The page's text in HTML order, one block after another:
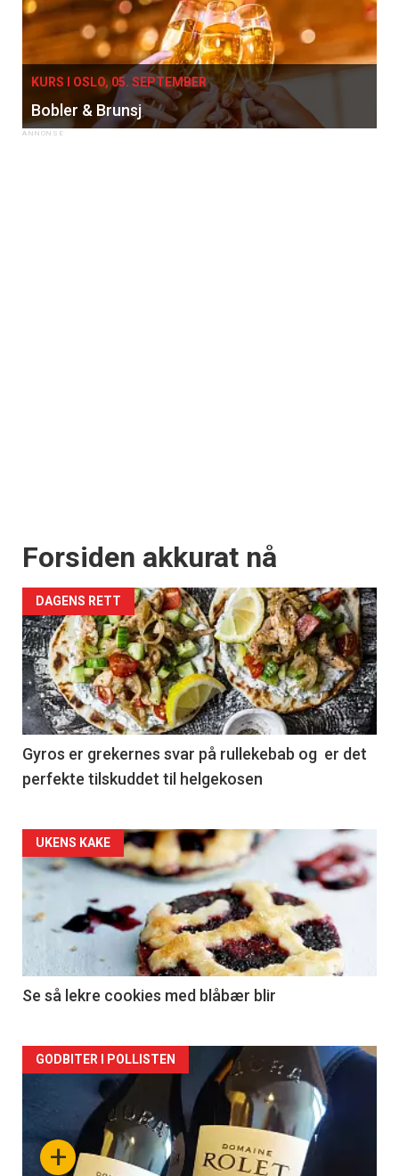
KURS I OSLO, 05. SEPTEMBER
Bobler & Brunsj
Forsiden akkurat nå
DAGENS RETT
Gyros er grekernes svar på rullekebab og er det
perfekte tilskuddet til helgekosen
Forsiden
akkurat
nå
2
UKENS KAKE
Se så lekre cookies med blåbær blir
Forsiden
akkurat
nå+
GODBITER I POLLISTEN